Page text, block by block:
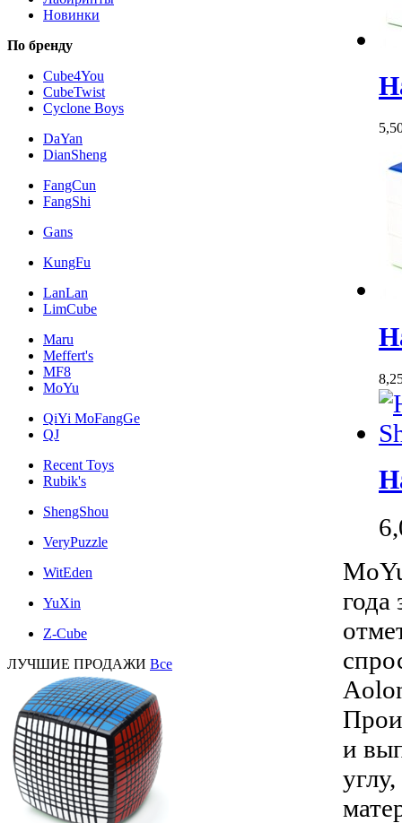
Новинки
По бренду
Cube4You
CubeTwist
Cyclone Boys
DaYan
DianSheng
FangCun
FangShi
Gans
KungFu
LanLan
LimCube
Maru
Meffert's
MF8
MoYu
QiYi MoFangGe
QJ
Recent Toys
Rubik's
ShengShou
VeryPuzzle
WitEden
YuXin
Z-Cube
ЛУЧШИЕ ПРОДАЖИ Все
года
и